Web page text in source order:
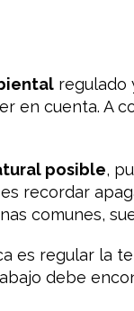
regulado
en cuenta. A
posible,
recordar
comunes,
es regular la
debe